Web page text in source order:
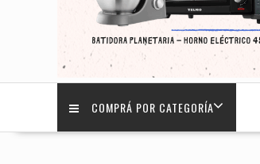
COMPRÁ POR CATEGORÍA